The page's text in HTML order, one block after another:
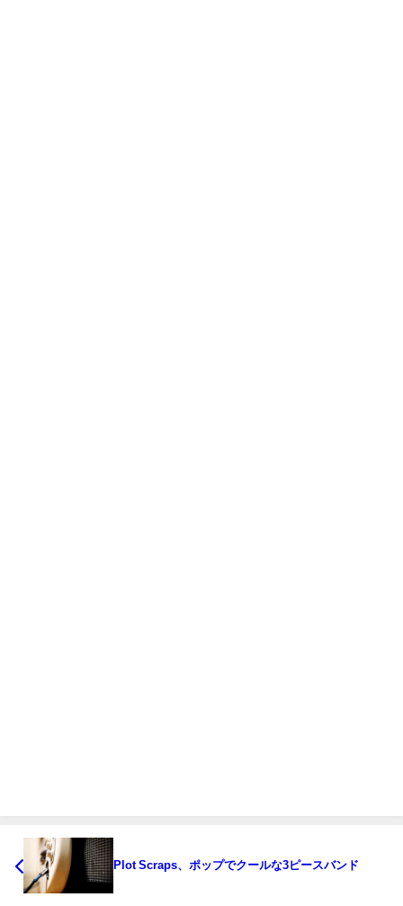
Plot Scraps、ポップでクールな3ピースバンド